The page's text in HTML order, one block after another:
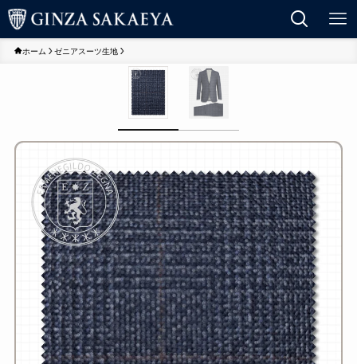
ホーム ゼニアスーツ生地